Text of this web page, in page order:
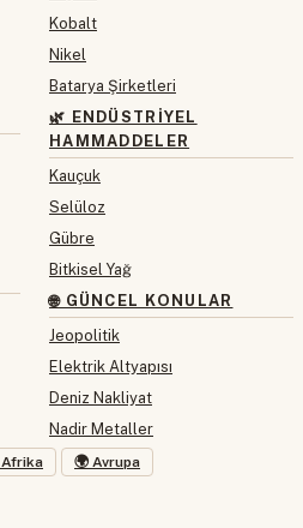
Kobalt
Nikel
Batarya Şirketleri
🌿 ENDÜSTRIYEL
HAMMADDELER
Kauçuk
Selüloz
Gübre
Bitkisel Yağ
🌐 GÜNCEL KONULAR
Jeopolitik
Elektrik Altyapısı
Deniz Nakliyat
Nadir Metaller
Afrika 🌍 Avrupa